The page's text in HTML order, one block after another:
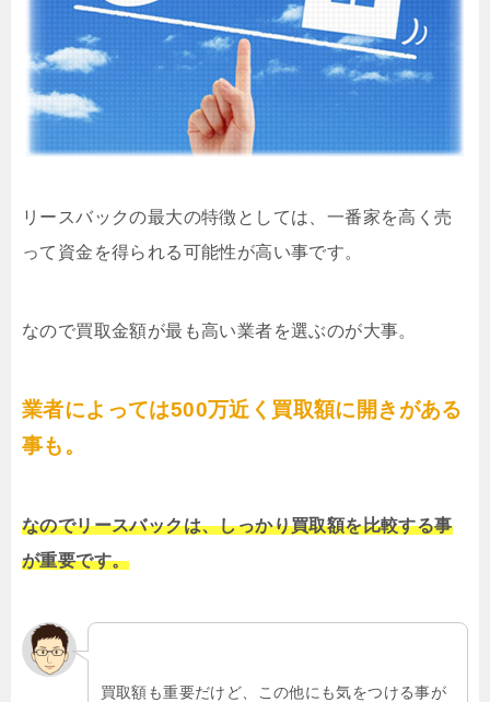
リースバックの最大の特徴としては、一番家を高く売
って資金を得られる可能性が高い事です。
なので買取金額が最も高い業者を選ぶのが大事。
業者によっては500万近く買取額に開きがある
事も。
なのでリースバックは、しっかり買取額を比較する事
が重要です。
買取額も重要だけど、この他にも気をつける事が